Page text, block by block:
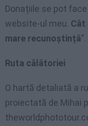
Donațiile se pot
website-ul meu. Cât
mare recunoștință”.
Ruta călătoriei
O hartă detaliată a
proiectată de Mihai